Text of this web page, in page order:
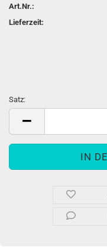
Art.Nr.:
Lieferzeit:
Satz:
Satz